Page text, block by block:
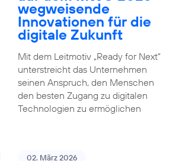
wegweisende
Innovationen für die
digitale Zukunft
Mit dem Leitmotiv „Ready for Next“
unterstreicht das Unternehmen
seinen Anspruch, den Menschen
den besten Zugang zu digitalen
Technologien zu ermöglichen
02. März 2026